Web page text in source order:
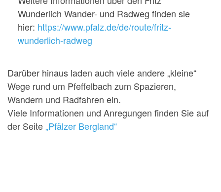
Wunderlich Wander- und Radweg finden sie
hier: https://www.pfalz.de/de/route/fritz-
wunderlich-radweg
Darüber hinaus laden auch viele andere „kleine“
Wege rund um Pfeffelbach zum Spazieren,
Wandern und Radfahren ein.
Viele Informationen und Anregungen finden Sie auf
der Seite„Pfälzer Bergland“